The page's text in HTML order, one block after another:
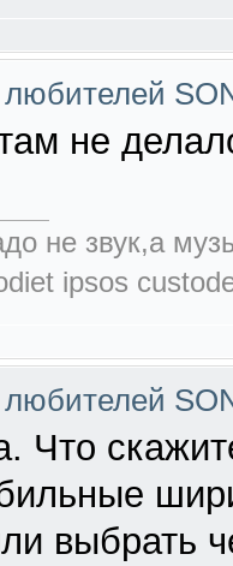
любителей
не
не звук,а
ipsos
любителей
Что
выбрать